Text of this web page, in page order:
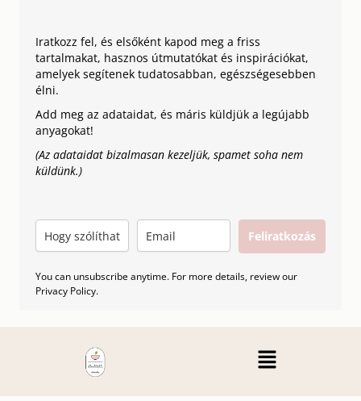
Iratkozz fel, és elsőként kapod meg a friss
tartalmakat, hasznos útmutatókat és inspirációkat,
amelyek segítenek tudatosabban, egészségesebben
élni.
Add meg az adataidat, és máris küldjük a legújabb
anyagokat!
(Az adataidat bizalmasan kezeljük, spamet soha nem
küldünk.)
Feliratkozás
You can unsubscribe anytime. For more details, review our
Privacy Policy.
Menu